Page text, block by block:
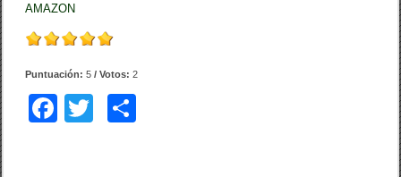
AMAZON
Puntuación:5 / Votos:2
F